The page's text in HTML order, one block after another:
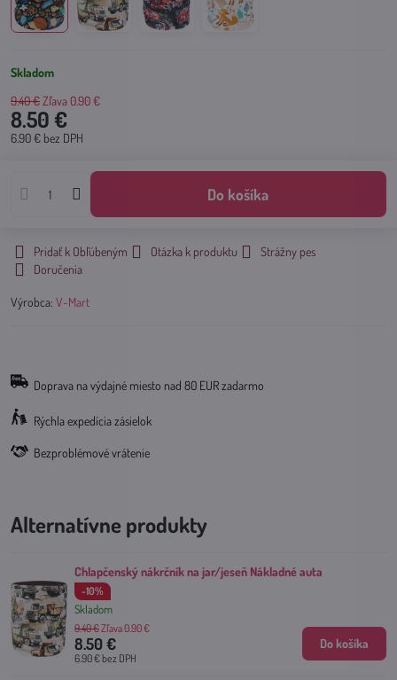
Skladom
9.40 €Zľava 0.90 €
8.50 €
6.90 € bez DPH
Do košíka
Pridať k Obľúbeným Otázka k produktu
Strážny pes
Doručenia
Výrobca: V-Mart
Doprava na výdajné miesto nad 80 EUR zadarmo
Rýchla expedícia zásielok
Bezproblémové vrátenie
Alternatívne produkty
Chlapčenský nákrčník na jar/jeseň Nákladné auta
-10%
Skladom
8.50 €
6.90 €bez DPH
9.40 €Zľava 0.90 €
Do košíka